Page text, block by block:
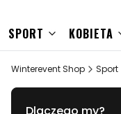
SPORT KOBIETA
Winterevent Shop Sport